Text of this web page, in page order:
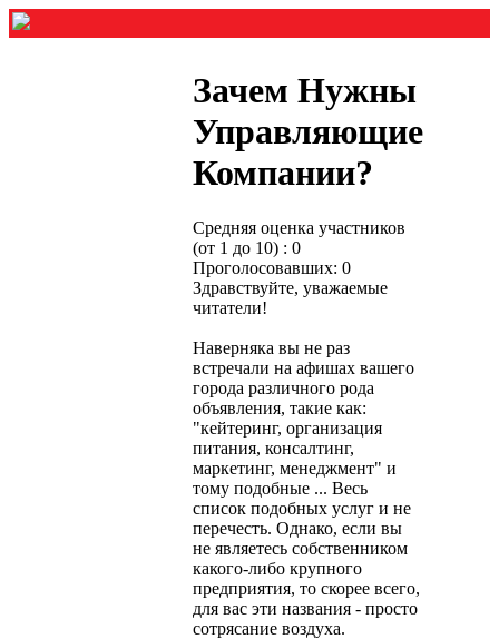
Зачем Нужны
Управляющие
Компании?
Средняя оценка участников
(от 1 до 10) : 0
Проголосовавших: 0
Здравствуйте, уважаемые
читатели!
Наверняка вы не раз
встречали на афишах вашего
города различного рода
объявления, такие как:
"кейтеринг, организация
питания, консалтинг,
маркетинг, менеджмент" и
тому подобные ... Весь
список подобных услуг и не
перечесть. Однако, если вы
не являетесь собственником
какого-либо крупного
предприятия, то скорее всего,
для вас эти названия - просто
сотрясание воздуха.